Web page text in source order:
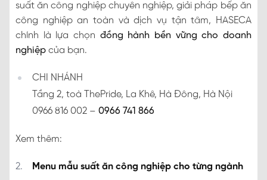
suất ăn công nghiệp chuyên nghiệp, giải pháp bếp ăn
công nghiệp an toàn và dịch vụ tận tâm, HASECA
chính là lựa chọn đồng hành bền vững cho doanh
nghiệp của bạn.
CHI NHÁNH
Tầng 2, toà ThePride, La Khê, Hà Đông, Hà Nội
0966 816 002 – 0966 741 866
Xem thêm:
Menu mẫu suất ăn công nghiệp cho từng ngành